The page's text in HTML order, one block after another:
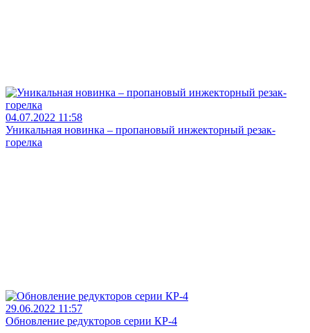
04.07.2022 11:58
Уникальная новинка – пропановый инжекторный резак-
горелка
29.06.2022 11:57
Обновление редукторов серии КР-4